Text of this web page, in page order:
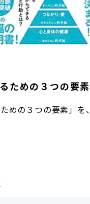
ための３つの要素
ための３つの要素」